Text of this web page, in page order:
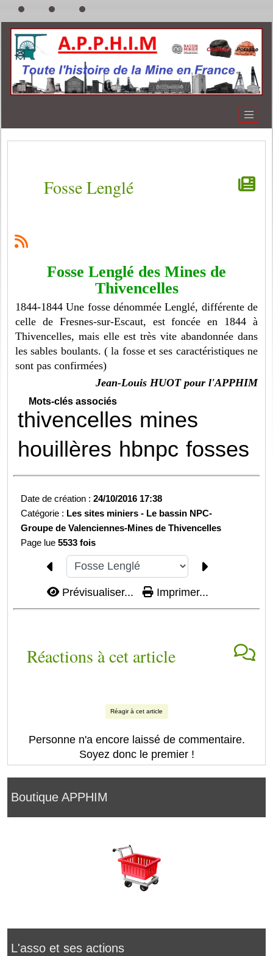
Boutique APPHIM
L'asso et ses actions
Fosse Lenglé
Fosse Lenglé des Mines de
Thivencelles
1844-1844 Une fosse dénommée Lenglé, différente de
celle de Fresnes-sur-Escaut, est foncée en 1844 à
Thivencelles, mais elle est très vite abandonnée dans
les sables boulants. ( la fosse et ses caractéristiques ne
sont pas confirmées)
Jean-Louis HUOT pour l'APPHIM
Mots-clés associés
thivencelles mines
houillères hbnpc fosses
Date de création :24/10/2016 17:38
Catégorie : Les sites miniers - Le bassin NPC-
Groupe de Valenciennes-Mines de Thivencelles
Page lue5533 fois
Prévisualiser... Imprimer...
Réactions à cet article
Réagir à cet article
Personne n'a encore laissé de commentaire.
Soyez donc le premier !